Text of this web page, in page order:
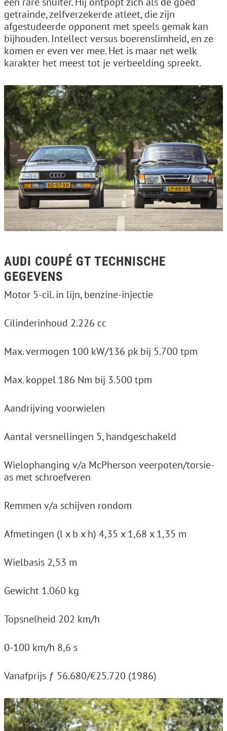
getrainde, zelfverzekerde atleet, die zijn
afgestudeerde opponent met speels gemak kan
bijhouden. Intellect versus boerenslimheid, en ze
komen er even ver mee. Het is maar net welk
karakter het meest tot je verbeelding spreekt.
AUDI COUPÉ GT TECHNISCHE
GEGEVENS
Motor 5-cil. in lijn, benzine-injectie
Cilinderinhoud 2.226 cc
Max. vermogen 100 kW/136 pk bij 5.700 tpm
Max. koppel 186 Nm bij 3.500 tpm
Aandrijving voorwielen
Aantal versnellingen 5, handgeschakeld
Wielophanging v/a McPherson veerpoten/torsie-
as met schroefveren
Remmen v/a schijven rondom
Afmetingen (l x b x h) 4,35 x 1,68 x 1,35 m
Wielbasis 2,53 m
Gewicht 1.060 kg
Topsnelheid 202 km/h
0-100 km/h 8,6 s
Vanafprijs ƒ 56.680/€25.720 (1986)